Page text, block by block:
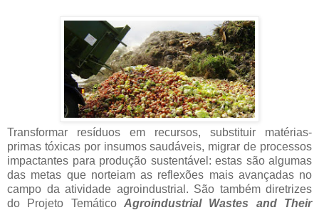
Transformar resíduos em recursos, substituir matérias-
primas tóxicas por insumos saudáveis, migrar de processos
impactantes para produção sustentável: estas são algumas
das metas que norteiam as reflexões mais avançadas no
campo da atividade agroindustrial. São também diretrizes
do Projeto Temático Agroindustrial Wastes and Their